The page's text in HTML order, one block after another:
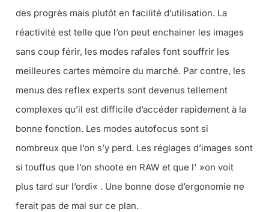
des progrès mais plutôt en facilité d’utilisation. La
réactivité est telle que l’on peut enchainer les images
sans coup férir, les modes rafales font souffrir les
meilleures cartes mémoire du marché. Par contre, les
menus des reflex experts sont devenus tellement
complexes qu’il est difficile d’accéder rapidement à la
bonne fonction. Les modes autofocus sont si
nombreux que l’on s’y perd. Les réglages d’images sont
si touffus que l’on shoote en RAW et que l' »on voit
plus tard sur l’ordi« . Une bonne dose d’ergonomie ne
ferait pas de mal sur ce plan.